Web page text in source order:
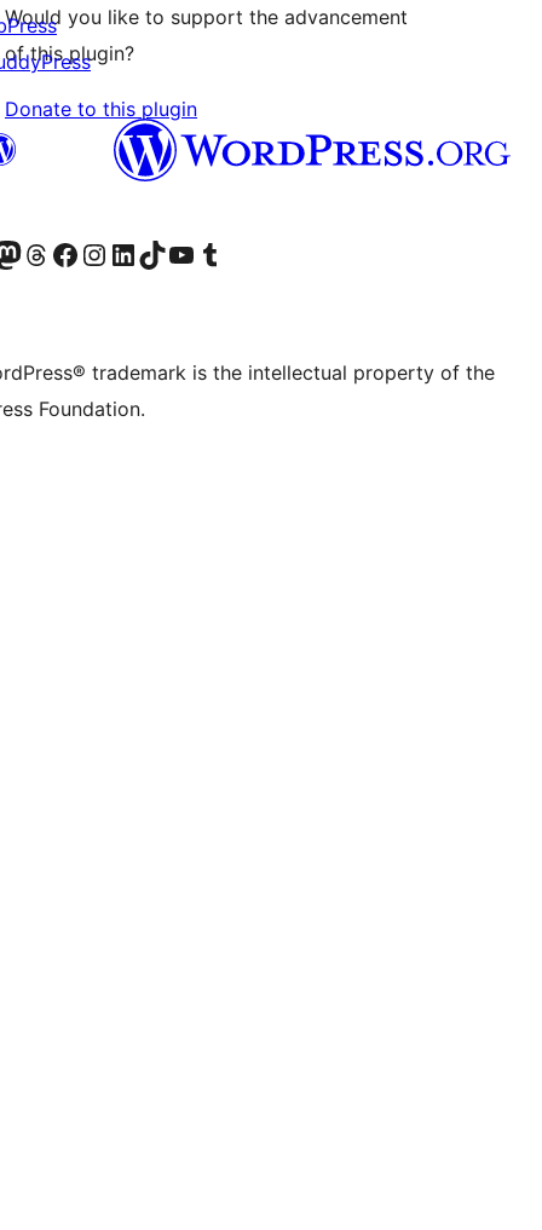
Would you like to support the advancement
of this plugin?
Donate to this plugin
accountaccount
our Mastodon account
Visit our Threads account
Visit our Facebook page
Visit our Instagram account
Visit our LinkedIn account
Visit our TikTok account
Visit our YouTube channel
Visit our Tumblr account
trademark is the intellectual property of the
Foundation.